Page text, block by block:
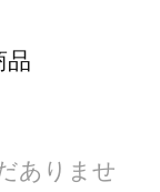
品
ありませ